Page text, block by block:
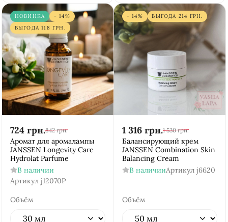
НОВИНКА
- 14%
ВЫГОДА118 ГРН.
724 грн.842 грн.
Аромат для аромалампы
JANSSEN Longevity Care
Hydrolat Parfume
В наличии
Артикул j12070P
Объём
- 14% ВЫГОДА 214 ГРН.
1 316 грн.1 530 грн.
Балансирующий крем
JANSSEN Combination Skin
Balancing Cream
В наличииАртикул j6620
Объём